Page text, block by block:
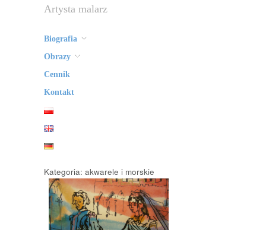
Artysta malarz
Biografia
Obrazy
Cennik
Kontakt
Kategoria: akwarele i morskie